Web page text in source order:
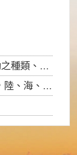
自即日生效。
因颱風備案事宜